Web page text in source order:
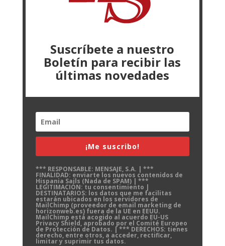
Suscríbete a nuestro
Boletín para recibir las
últimas novedades
¡Me suscribo!
*** RESPONSABLE: MENSAJE, S.A. | ***
FINALIDAD: enviarte los nuevos contenidos de
Hispania Sails (Nada de SPAM) | ***
LEGITIMACIÓN: tu consentimiento |
DESTINATARIOS: los datos que me facilitas
estarán ubicados en los servidores de
MailChimp (proveedor de email marketing de
horizonweb.es) fuera de la UE en EEUU.
MailChimp está acogido al acuerdo EU-US
Privacy Shield, aprobado por el Comité Europeo
de Protección de Datos. | *** DERECHOS: tienes
derecho, entre otros, a acceder, rectificar,
limitar y suprimir tus datos.